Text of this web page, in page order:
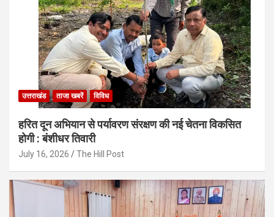
उत्तराखंड ताजा खबरें विविध
हरित दून अभियान से पर्यावरण संरक्षण की नई चेतना विकसित
होगी : बंशीधर तिवारी
July 16, 2026 The Hill Post